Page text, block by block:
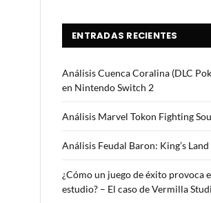
ENTRADAS RECIENTES
Análisis Cuenca Coralina (DLC
en Nintendo Switch 2
Análisis Marvel Tokon Fighting
Análisis Feudal Baron: King’s Land
¿Cómo un juego de éxito provoca
estudio? – El caso de Vermilla